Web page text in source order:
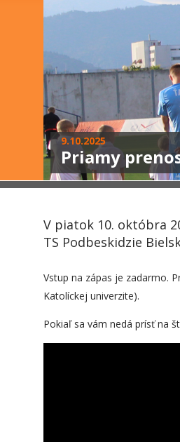
9.10.2025
Priamy
V piatok 10. októbra
TS Podbeskidzie
Vstup na zápas je zadarmo.
Katolíckej univerzite).
Pokiaľ sa vám nedá prísť na